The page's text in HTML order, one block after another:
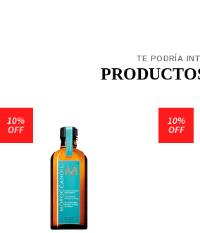
TE PODRÍA
10%
OFF
10%
OFF